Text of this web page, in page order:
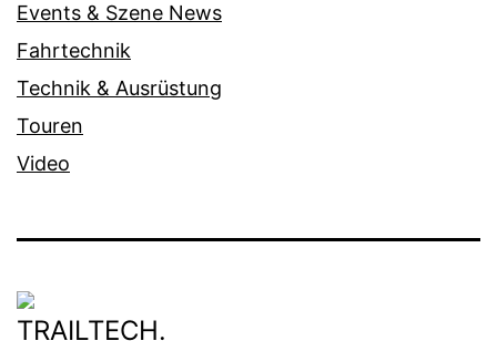
Events & Szene News
Fahrtechnik
Technik & Ausrüstung
Touren
Video